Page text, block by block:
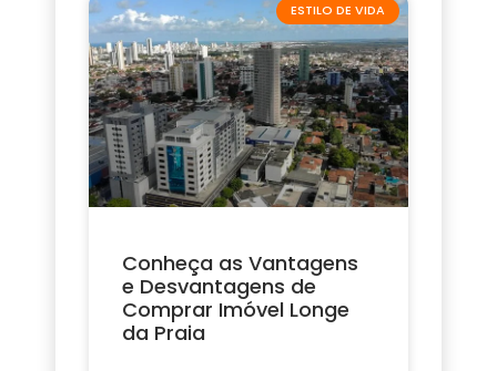
ESTILO DE VIDA
Conheça as Vantagens
e Desvantagens de
Comprar Imóvel Longe
da Praia